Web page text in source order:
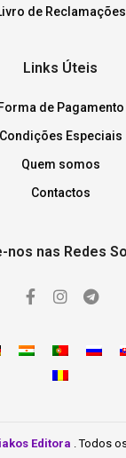
de Reclamações
Links Úteis
Forma de Pagamento
Condições Especiais
Quem somos
Contactos
nos nas Redes
Editora . Todos